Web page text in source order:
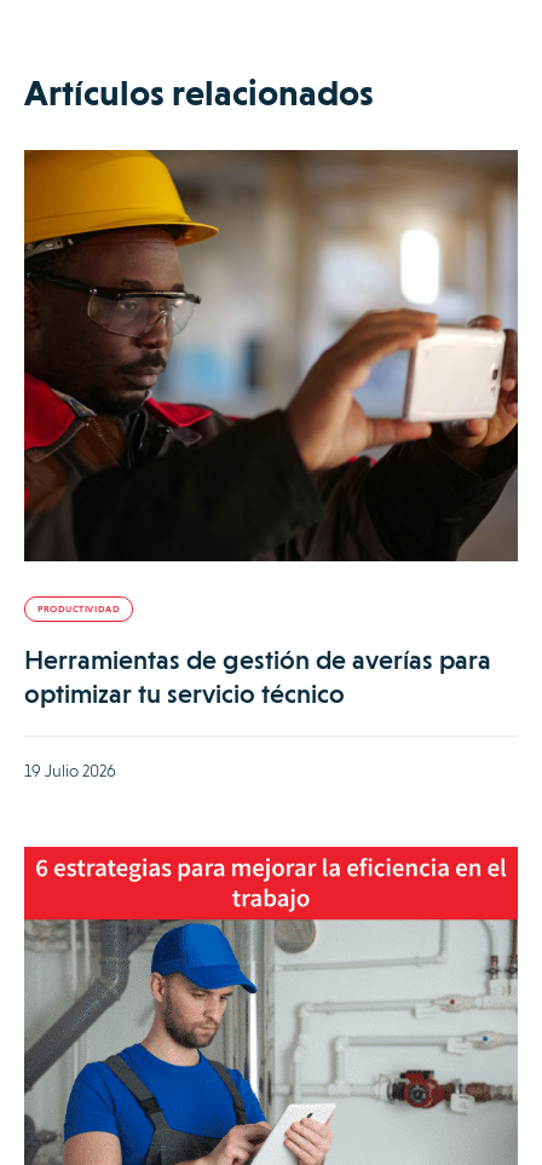
Artículos relacionados
PRODUCTIVIDAD
Herramientas de gestión de averías para
optimizar tu servicio técnico
19 Julio 2026